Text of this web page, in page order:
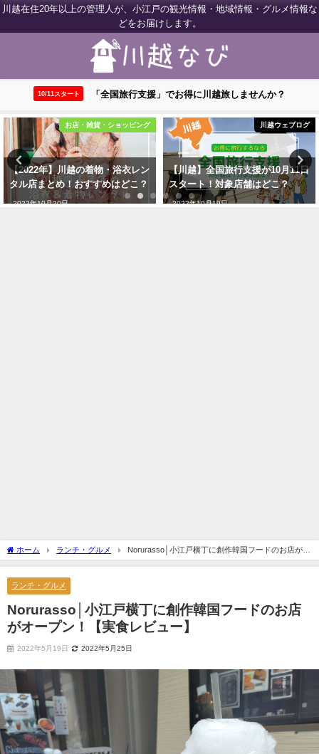
川越在住20年以上の管理人が、小江戸の観光情報・地域情報・グルメ情報な
どをお届けします。
10/11スタート 「全国旅行支援」でお得に川越旅しませんか？
川越ウェブログ
【川越】全国旅行支援が10月11日
スタート！対象店舗はどこ？
2022年10月19日
カフェ・喫茶店
川越のおすすめカフェまとめ19
選！地元民が厳選して紹介
2022年9月27日
ホーム ランチ・グルメ
Norurasso│小江戸横丁に創作韓国フードのお店がオ
ープン！【実食レビュー】
ランチ・グルメ
Norurasso│小江戸横丁に創作韓国フードのお店
がオープン！【実食レビュー】
2022年5月19日 2022年5月25日